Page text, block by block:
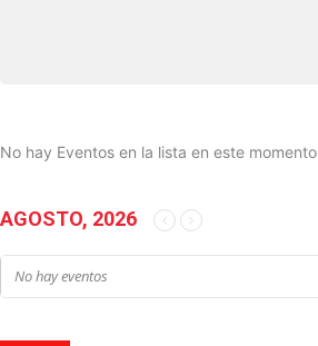
No hay Eventos en la lista en este momento
AGOSTO, 2026
No hay eventos